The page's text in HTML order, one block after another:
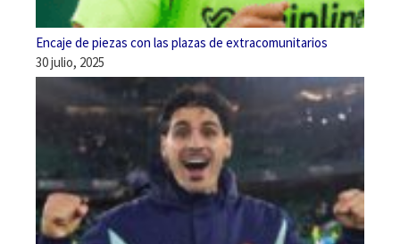
Encaje de piezas con las plazas de extracomunitarios
30 julio, 2025